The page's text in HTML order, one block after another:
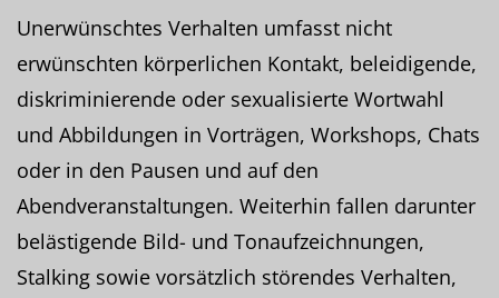
Unerwünschtes Verhalten umfasst nicht
erwünschten körperlichen Kontakt, beleidigende,
diskriminierende oder sexualisierte Wortwahl
und Abbildungen in Vorträgen, Workshops, Chats
oder in den Pausen und auf den
Abendveranstaltungen. Weiterhin fallen darunter
belästigende Bild- und Tonaufzeichnungen,
Stalking sowie vorsätzlich störendes Verhalten,